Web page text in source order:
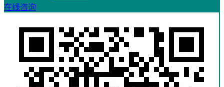
在线咨询